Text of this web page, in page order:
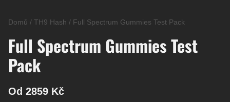
Domů / TH9 Hash / Full Spectrum Gummies Test Pack
Full Spectrum Gummies Test
Pack
Od 2859 Kč